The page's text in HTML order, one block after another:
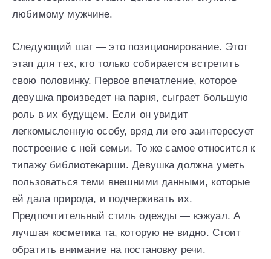
любимому мужчине.
Следующий шаг — это позиционирование. Этот
этап для тех, кто только собирается встретить
свою половинку. Первое впечатление, которое
девушка произведет на парня, сыграет большую
роль в их будущем. Если он увидит
легкомысленную особу, вряд ли его заинтересует
построение с ней семьи. То же самое относится к
типажу библиотекарши. Девушка должна уметь
пользоваться теми внешними данными, которые
ей дала природа, и подчеркивать их.
Предпочтительный стиль одежды — кэжуал. А
лучшая косметика та, которую не видно. Стоит
обратить внимание на постановку речи.